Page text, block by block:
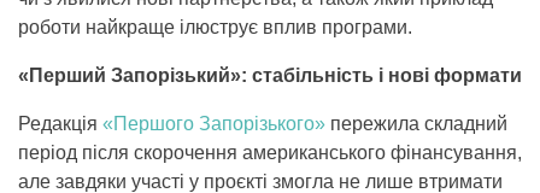
роботи найкраще ілюструє вплив програми.
«Перший Запорізький»: стабільність і нові формати
Редакція «Першого Запорізького» пережила складний
період після скорочення американського фінансування,
але завдяки участі у проєкті змогла не лише втримати